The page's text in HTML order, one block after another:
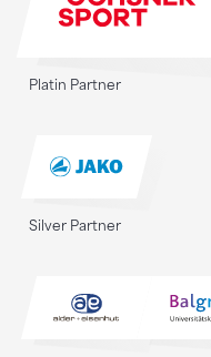
Platin Partner
Silver Partner